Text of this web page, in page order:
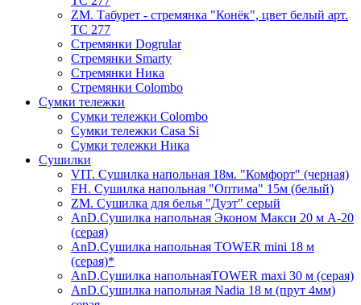
ZM. Табурет - стремянка "Конёк", цвет белый арт.
ТС 277
Стремянки Dogrular
Стремянки Smarty
Стремянки Ника
Стремянки Сolombo
Сумки тележки
Сумки тележки Colombo
Сумки тележки Сasa Si
Сумки тележки Ника
Сушилки
VIT. Сушилка напольная 18м. "Комфорт" (черная)
FH. Сушилка напольная "Оптима" 15м (белый)
ZM. Сушилка для белья "Дуэт" серый
AnD.Сушилка напольная Эконом Макси 20 м А-20
(серая)
AnD.Сушилка напольная TOWER mini 18 м
(серая)*
AnD.Сушилка напольнаяTOWER maxi 30 м (серая)
AnD.Сушилка напольная Nadia 18 м (прут 4мм)